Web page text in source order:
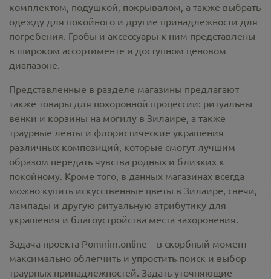
комплектом, подушкой, покрывалом, а также выбрать
одежду для покойного и другие принадлежности для
погребения. Гробы и аксессуары к ним представлены
в широком ассортименте и доступном ценовом
диапазоне.
Представленные в разделе магазины предлагают
также товары для похоронной процессии: ритуальны
венки и корзины на могилу в Зилаире, а также
траурные ленты и флористические украшения
различных композиций, которые смогут лучшим
образом передать чувства родных и близких к
покойному. Кроме того, в данных магазинах всегда
можно купить искусственные цветы в Зилаире, свечи,
лампады и другую ритуальную атрибутику для
украшения и благоустройства места захоронения.
Задача проекта Pomnim.online – в скорбный момент
максимально облегчить и упростить поиск и выбор
траурных принадлежностей. Задать уточняющие